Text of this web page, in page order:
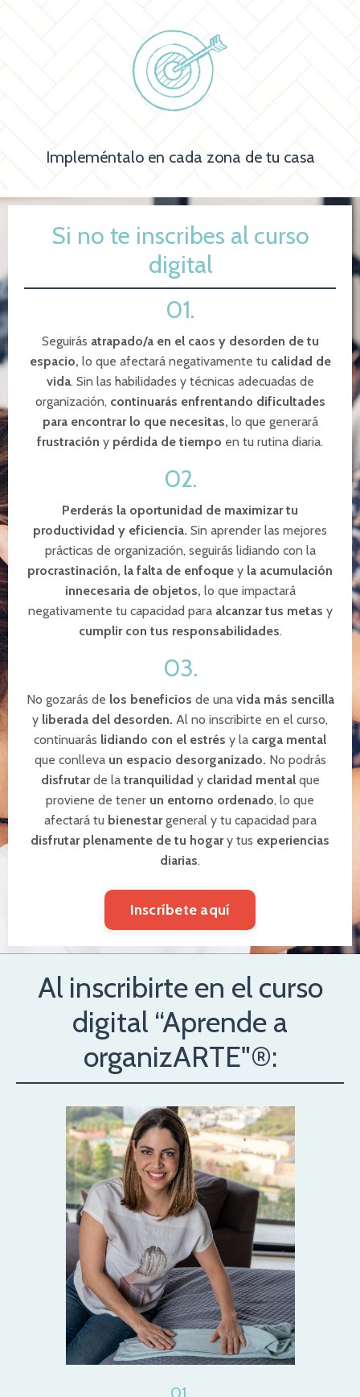
Impleméntalo en cada zona de tu casa
Si no te inscribes al curso
digital
01.
Seguirás atrapado/a en el caos y desorden de tu
espacio, lo que afectará negativamente tu calidad de
vida. Sin las habilidades y técnicas adecuadas de
organización, continuarás enfrentando dificultades
para encontrar lo que necesitas, lo que generará
frustración y pérdida de tiempo en tu rutina diaria.
02.
Perderás la oportunidad de maximizar tu
productividad y eficiencia. Sin aprender las mejores
prácticas de organización, seguirás lidiando con la
procrastinación, la falta de enfoque y la acumulación
innecesaria de objetos, lo que impactará
negativamente tu capacidad para alcanzar tus metas y
cumplir con tus responsabilidades.
03.
No gozarás de los beneficios de unavida más sencilla
y liberada del desorden. Al no inscribirte en el curso,
continuarás lidiando con el estrés y la carga mental
que conllevaun espacio desorganizado. No podrás
disfrutarde la tranquilidad y claridad mentalque
proviene de tener un entorno ordenado, lo que
afectará tu bienestargeneral y tu capacidad para
disfrutar plenamente de tu hogary tus experiencias
diarias.
Inscríbete aquí
Al inscribirte en el curso
digital “Aprende a
organizARTE"®:
01.